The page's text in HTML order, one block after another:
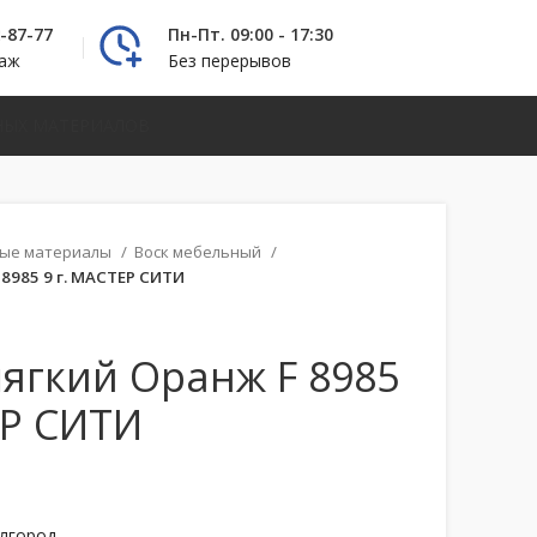
87-77
Пн-Пт. 09:00 - 17:30
Без перерывов
материалы
Воск мебельный
9 г. МАСТЕР СИТИ
Оранж F 8985
СИТИ